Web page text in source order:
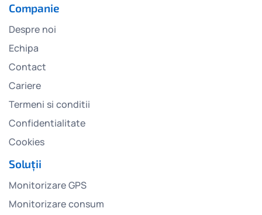
Companie
Despre noi
Echipa
Contact
Cariere
Termeni si conditii
Confidentialitate
Cookies
Soluții
Monitorizare GPS
Monitorizare consum